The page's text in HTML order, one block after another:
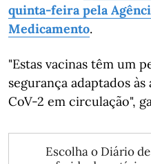
quinta-feira pela
Medicamento.
"Estas vacinas têm um
segurança adaptados
CoV-2 em circulação",
Escolha o Diário